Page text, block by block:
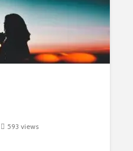
593 views